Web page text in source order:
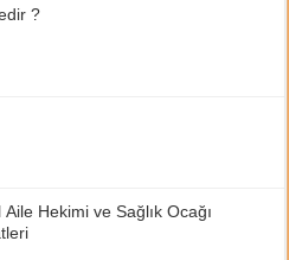
?
Hekimi ve Sağlık Ocağı